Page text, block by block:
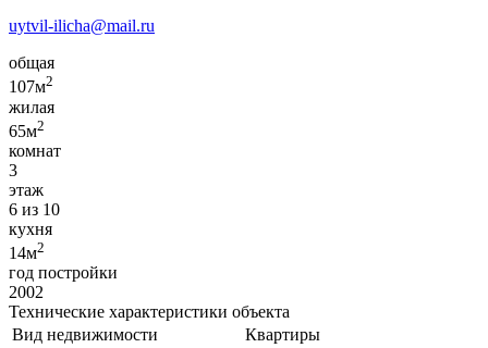
uytvil-ilicha@mail.ru
общая
107м2
жилая
65м2
комнат
3
этаж
6 из 10
кухня
14м2
год постройки
2002
Технические характеристики объекта
Вид недвижимости
Квартиры